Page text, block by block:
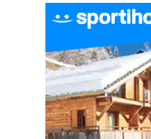
#EP6 VLOG :
ALPES
#EP7 VLOG :
DU
04:09
#Ep8 VLOG :
BASSIN
09:04